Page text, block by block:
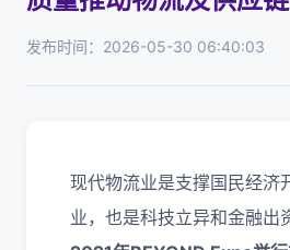
发布时间：2026-05-30 06:40:03
现代物流业是支撑国民经济
业，也是科技立异和金融出